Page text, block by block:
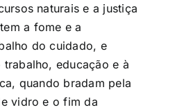
naturais e a justiça
a fome e a
do cuidado, e
educação e à
quando bradam pela
vidro e o fim da